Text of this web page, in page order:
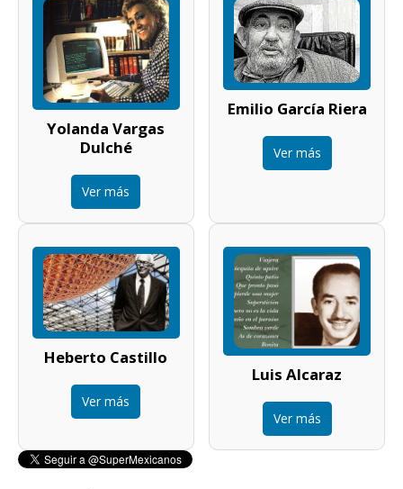
Yolanda Vargas
Dulché
Ver más
Emilio García Riera
Ver más
Heberto Castillo
Ver más
Luis Alcaraz
Ver más